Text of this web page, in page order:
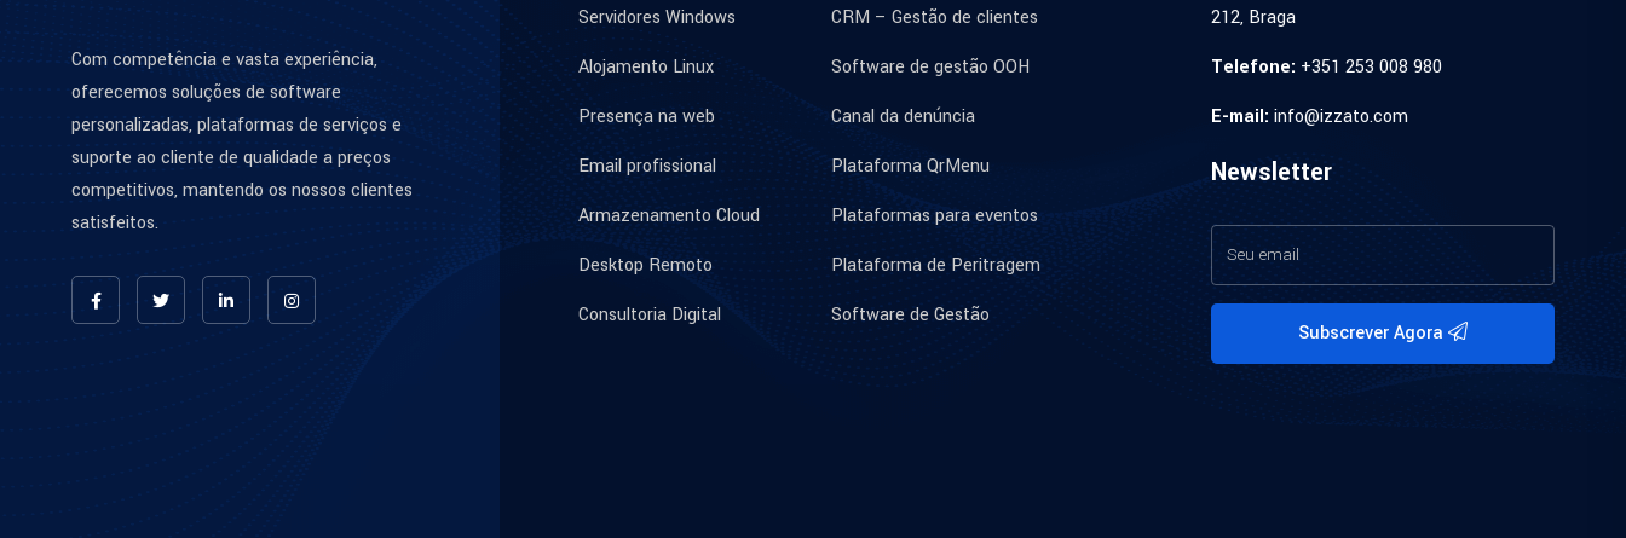
Com competência e vasta experiência,
oferecemos soluções de software
personalizadas, plataformas de serviços e
suporte ao cliente de qualidade a preços
competitivos, mantendo os nossos clientes
satisfeitos.
Servidores Windows
Alojamento Linux
Presença na web
Email profissional
Armazenamento Cloud
Desktop Remoto
Consultoria Digital
CRM – Gestão de clientes
Software de gestão OOH
Canal da denúncia
Plataforma QrMenu
Plataformas para eventos
Plataforma de Peritragem
Software de Gestão
212, Braga
Telefone: +351 253 008 980
E-mail: info@izzato.com
Newsletter
Subscrever Agora